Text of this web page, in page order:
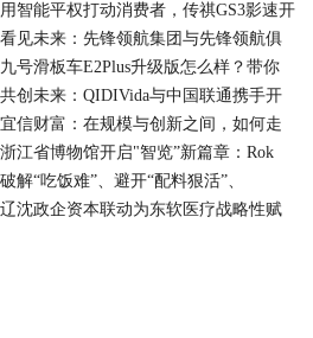
用智能平权打动消费者，传祺GS3影速开
看见未来：先锋领航集团与先锋领航俱
九号滑板车E2Plus升级版怎么样？带你
共创未来：QIDIVida与中国联通携手开
宜信财富：在规模与创新之间，如何走
浙江省博物馆开启"智览”新篇章：Rok
破解“吃饭难”、避开“配料狠活”、
辽沈政企资本联动为东软医疗战略性赋